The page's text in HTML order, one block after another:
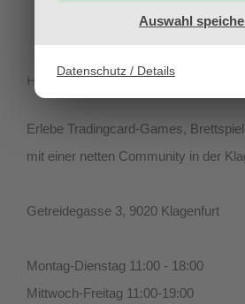
Auswahl
Datenschutz / Details
HIVEGAMES
Erlebe Tradingcard-Games,
mit einer netten Community in der
Getreidegasse 3, 9020 Klagenfurt
Montag-Dienstag 11:00 - 18:00
Mittwoch-Freitag 11:00-19:00